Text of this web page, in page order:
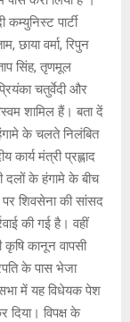
पार्टी
छाया वर्मा, रिपुन
सिंह, तृणमूल
चतुर्वेदी और
शामिल हैं। बता दें
के चलते निलंबित
मंत्री प्रह्लाद
दलों के हंगामे के बीच
शिवसेना की सांसद
की गई है। वहीं
कानून वापसी
के पास भेजा
में यह विधेयक पेश
दिया। विपक्ष के